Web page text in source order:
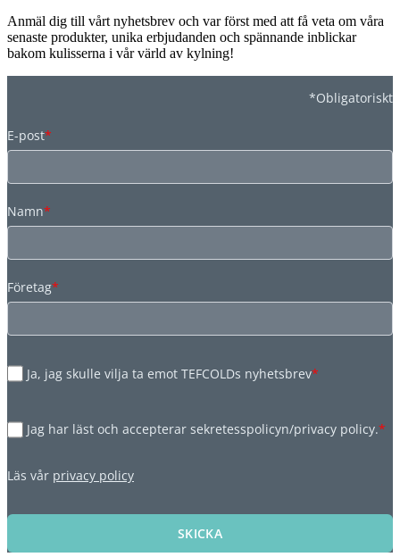
Anmäl dig till vårt nyhetsbrev och var först med att få veta om våra
senaste produkter, unika erbjudanden och spännande inblickar
bakom kulisserna i vår värld av kylning!
*Obligatoriskt
E-post*
Namn*
Företag*
Ja, jag skulle vilja ta emot TEFCOLDs nyhetsbrev*
Jag har läst och accepterar sekretesspolicyn/privacy policy.*
Läs vår privacy policy
SKICKA